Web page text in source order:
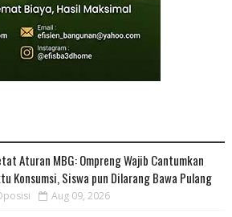
Aturan MBG: Ompreng Wajib Cantumkan
Konsumsi, Siswa pun Dilarang Bawa Pulang
Aug 09, 2026